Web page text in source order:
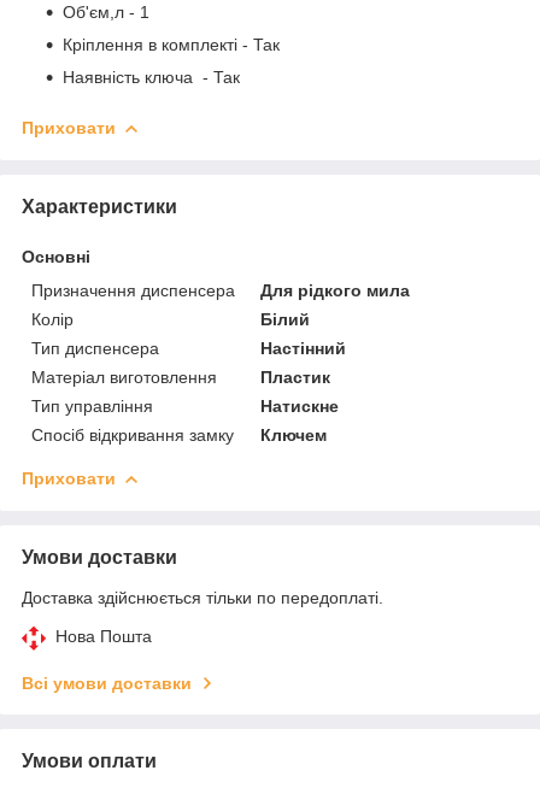
Об'єм,л - 1
Кріплення в комплекті - Так
Наявність ключа - Так
Приховати
Характеристики
Основні
Призначення диспенсера
Для рідкого мила
Колір
Білий
Тип диспенсера
Настінний
Матеріал виготовлення
Пластик
Тип управління
Натискне
Спосіб відкривання замку
Ключем
Приховати
Умови доставки
Доставка здійснюється тільки по передоплаті.
Нова Пошта
Всі умови доставки
Умови оплати